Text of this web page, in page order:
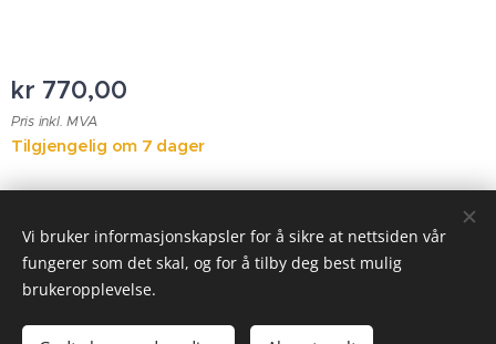
kr 770,00
Pris inkl. MVA
Tilgjengelig om 7 dager
© 2023 Alle rettigheter forbeholdt
Informasjonskapsler
Vi bruker informasjonskapsler for å sikre at nettsiden vår
fungerer som det skal, og for å tilby deg best mulig
brukeropplevelse.